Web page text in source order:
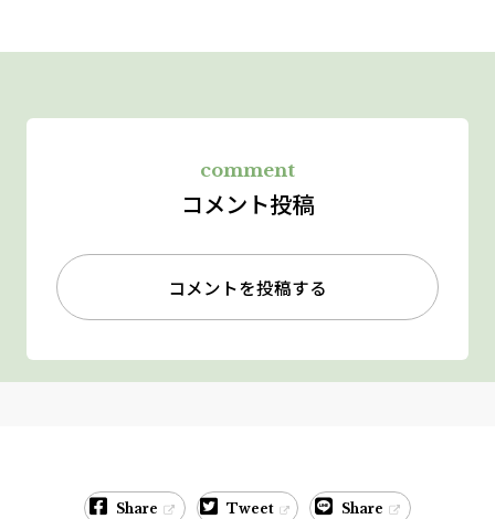
comment
コメント投稿
コメントを投稿する
Share Tweet Share